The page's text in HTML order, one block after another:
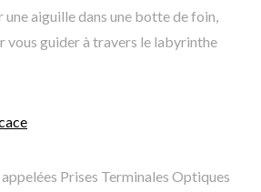
une aiguille dans une botte de foin,
vous guider à travers le labyrinthe
Prises Terminales Optiques